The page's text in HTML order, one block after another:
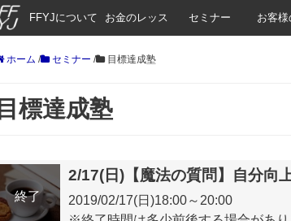
FFYJについて お金のレッス
ン
セミナー お客様
ホーム / セミナー / 目標達成塾
目標達成塾
終了
2/17(日)【魔法の質問】自分向
2019/02/17(日)18:00～20:00